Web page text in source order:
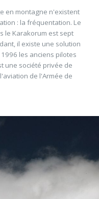
en montagne n'existent
: la fréquentation. Le
le Karakorum est sept
il existe une solution
les anciens pilotes
une société privée de
de l'Armée de